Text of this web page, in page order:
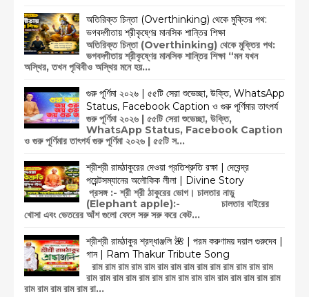
অতিরিক্ত চিন্তা (Overthinking) থেকে মুক্তির পথ:
ভগবদ্গীতায় শ্রীকৃষ্ণের মানসিক শান্তির শিক্ষা
অতিরিক্ত চিন্তা (Overthinking) থেকে মুক্তির পথ:
ভগবদ্গীতায় শ্রীকৃষ্ণের মানসিক শান্তির শিক্ষা “মন যখন
অস্থির, তখন পৃথিবীও অস্থির মনে হয়...
গুরু পূর্ণিমা ২০২৬ | ৫৫টি সেরা শুভেচ্ছা, উক্তি, WhatsApp
Status, Facebook Caption ও গুরু পূর্ণিমার তাৎপর্য
গুরু পূর্ণিমা ২০২৬ | ৫৫টি সেরা শুভেচ্ছা, উক্তি,
WhatsApp Status, Facebook Caption
ও গুরু পূর্ণিমার তাৎপর্য গুরু পূর্ণিমা ২০২৬ | ৫৫টি স...
শ্রীশ্রী রামঠাকুরের দেওয়া প্রতিশ্রুতি রক্ষা | দেবেন্দ্র
পয়েন্টসম্যানের অলৌকিক লীলা | Divine Story
প্রসঙ্গ :- শ্রী শ্রী ঠাকুরের ভোগ। চালতার নাড়ু
(Elephant apple):- চালতার বাইরের
খোসা এবং ভেতরের আঁশ গুলো ফেলে সরু সরু করে কেট...
শ্রীশ্রী রামঠাকুর শ্রদ্ধাঞ্জলি 🌺 | পরম করুণাময় দয়াল গুরুদেব |
গান | Ram Thakur Tribute Song
রাম রাম রাম রাম রাম রাম রাম রাম রাম রাম রাম রাম রাম রাম
রাম রাম রাম রাম রাম রাম রাম রাম রাম রাম রাম রাম রাম রাম রাম
রাম রাম রাম রাম রাম রা...